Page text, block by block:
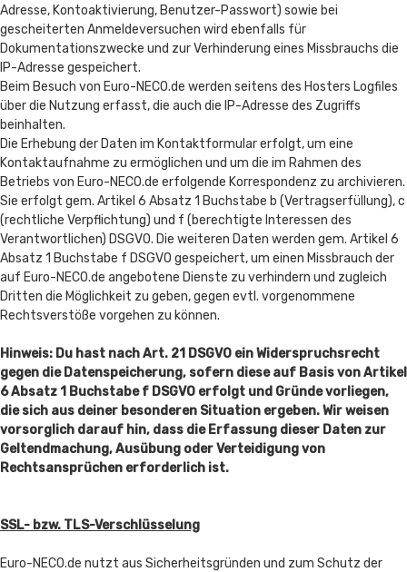
Adresse, Kontoaktivierung, Benutzer-Passwort) sowie bei
gescheiterten Anmeldeversuchen wird ebenfalls für
Dokumentationszwecke und zur Verhinderung eines Missbrauchs die
IP-Adresse gespeichert.
Beim Besuch von Euro-NECO.de werden seitens des Hosters Logfiles
über die Nutzung erfasst, die auch die IP-Adresse des Zugriffs
beinhalten.
Die Erhebung der Daten im Kontaktformular erfolgt, um eine
Kontaktaufnahme zu ermöglichen und um die im Rahmen des
Betriebs von Euro-NECO.de erfolgende Korrespondenz zu archivieren.
Sie erfolgt gem. Artikel 6 Absatz 1 Buchstabe b (Vertragserfüllung), c
(rechtliche Verpflichtung) und f (berechtigte Interessen des
Verantwortlichen) DSGVO. Die weiteren Daten werden gem. Artikel 6
Absatz 1 Buchstabe f DSGVO gespeichert, um einen Missbrauch der
auf Euro-NECO.de angebotene Dienste zu verhindern und zugleich
Dritten die Möglichkeit zu geben, gegen evtl. vorgenommene
Rechtsverstöße vorgehen zu können.
Hinweis: Du hast nach Art. 21 DSGVO ein Widerspruchsrecht
gegen die Datenspeicherung, sofern diese auf Basis von Artikel
6 Absatz 1 Buchstabe f DSGVO erfolgt und Gründe vorliegen,
die sich aus deiner besonderen Situation ergeben. Wir weisen
vorsorglich darauf hin, dass die Erfassung dieser Daten zur
Geltendmachung, Ausübung oder Verteidigung von
Rechtsansprüchen erforderlich ist.
SSL- bzw. TLS-Verschlüsselung
Euro-NECO.de nutzt aus Sicherheitsgründen und zum Schutz der